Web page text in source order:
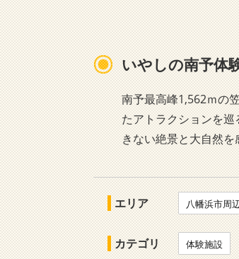
いやしの南予体
南予最高峰1,562ｍの
たアトラクションを
きない絶景と大自然
エリア 八幡浜市周
カテゴリ 体験施設